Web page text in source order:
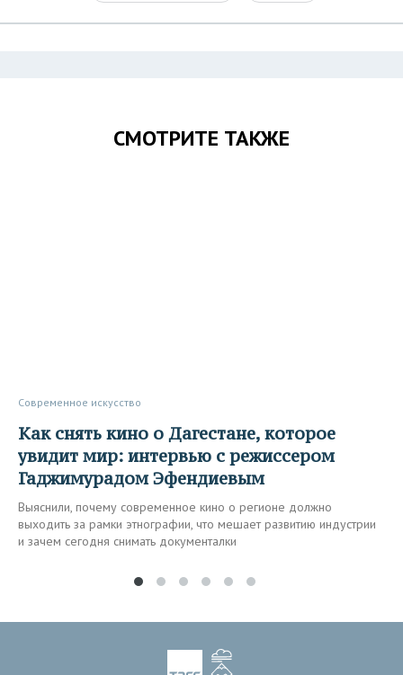
СМОТРИТЕ ТАКЖЕ
Современное искусство
Как снять кино о Дагестане, которое
увидит мир: интервью с режиссером
Гаджимурадом Эфендиевым
Выяснили, почему современное кино о регионе должно
выходить за рамки этнографии, что мешает развитию индустрии
и зачем сегодня снимать документалки